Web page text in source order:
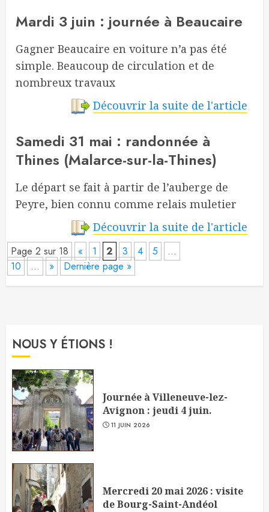
Mardi 3 juin : journée à Beaucaire
Gagner Beaucaire en voiture n’a pas été
simple. Beaucoup de circulation et de
nombreux travaux
Découvrir la suite de l'article
Samedi 31 mai : randonnée à
Thines (Malarce-sur-la-Thines)
Le départ se fait à partir de l’auberge de
Peyre, bien connu comme relais muletier
Découvrir la suite de l'article
Page 2 sur 18 « 1 2 3 4 5
…
10
… » Dernière page »
NOUS Y ÉTIONS !
Journée à Villeneuve-lez-
Avignon : jeudi 4 juin.
11 JUIN 2026
Mercredi 20 mai 2026 : visite
de Bourg-Saint-Andéol